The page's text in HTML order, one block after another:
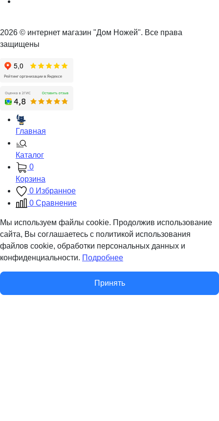
2026 © интернет магазин "Дом Ножей". Все права
защищены
Главная
Каталог
0
Корзина
0 Избранное
0 Сравнение
Мы используем файлы cookie. Продолжив использование
сайта, Вы соглашаетесь с политикой использования
файлов cookie, обработки персональных данных и
конфиденциальности. Подробнее
Принять